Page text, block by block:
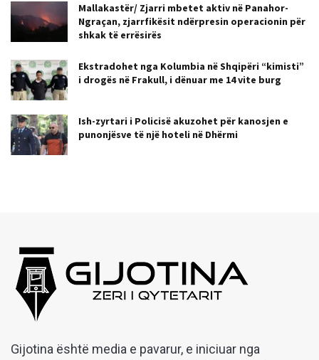
Mallakastër/ Zjarri mbetet aktiv në Panahor-
Ngraçan, zjarrfikësit ndërpresin operacionin për
shkak të errësirës
Ekstradohet nga Kolumbia në Shqipëri “kimisti”
i drogës në Frakull, i dënuar me 14 vite burg
Ish-zyrtari i Policisë akuzohet për kanosjen e
punonjësve të një hoteli në Dhërmi
Gijotina është media e pavarur, e iniciuar nga